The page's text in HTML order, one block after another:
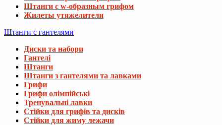
Штанги с w-образным грифом
Жилеты утяжелители
Штанги с гантелями
Диски та набори
Гантелі
Штанги
Штанги з гантелями та лавками
Грифи
Грифи олімпійські
Тренувальні лавки
Стійки для грифів та дисків
Стійки для жиму лежачи